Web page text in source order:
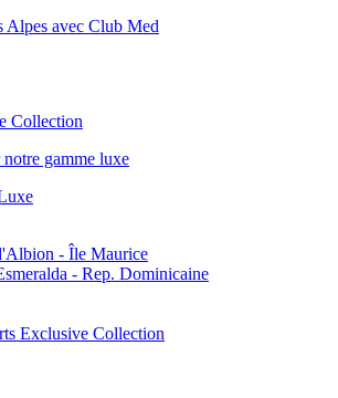
Alpes avec Club Med
Collection
gamme luxe
- Île Maurice
- Rep. Dominicaine
Exclusive Collection